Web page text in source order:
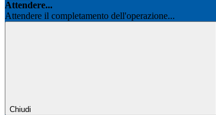
Attendere...
Attendere il completamento dell'operazione...
Chiudi